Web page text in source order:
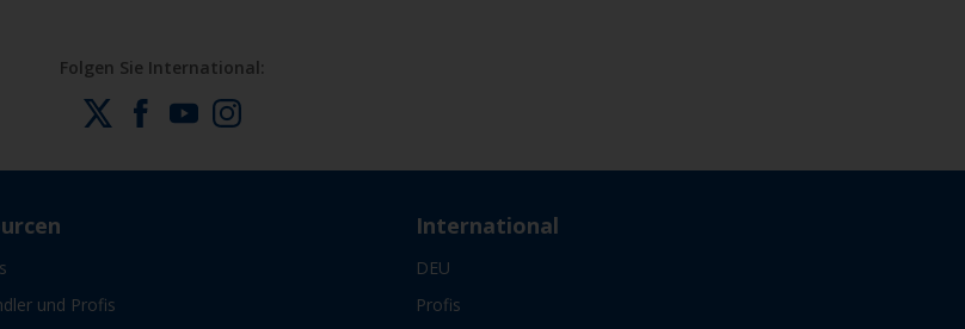
Folgen Sie International:
und Profis
International
DEU
Profis